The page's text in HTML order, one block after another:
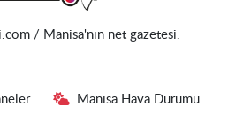
/ Manisa'nın net gazetesi.
Manisa Hava Durumu